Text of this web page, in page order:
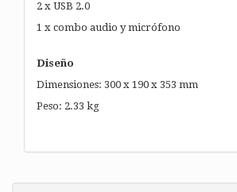
2 x USB 2.0
1 x combo audio y micrófono
Diseño
Dimensiones: 300 x 190 x 353 mm
Peso: 2.33 kg